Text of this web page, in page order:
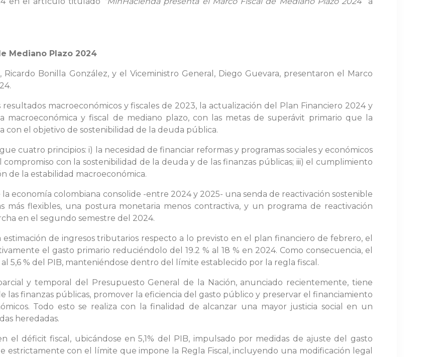
Mediano Plazo 2024
Bonilla González, y el Viceministro General, Diego Guevara, presentaron el Marco
macroeconómicos y fiscales de 2023, la actualización del Plan Financiero 2024 y
macroeconómica y fiscal de mediano plazo, con las metas de superávit primario que la
con el objetivo de sostenibilidad de la deuda pública.
cuatro principios: i) la necesidad de financiar reformas y programas sociales y económicos
compromiso con la sostenibilidad de la deuda y de las finanzas públicas; iii) el cumplimiento
de la estabilidad macroeconómica.
economía colombiana consolide -entre 2024 y 2025- una senda de reactivación sostenible
más flexibles, una postura monetaria menos contractiva, y un programa de reactivación
en el segundo semestre del 2024.
de ingresos tributarios respecto a lo previsto en el plan financiero de febrero, el
el gasto primario reduciéndolo del 19.2 % al 18 % en 2024. Como consecuencia, el
5,6 % del PIB, manteniéndose dentro del límite establecido por la regla fiscal.
y temporal del Presupuesto General de la Nación, anunciado recientemente, tiene
las finanzas públicas, promover la eficiencia del gasto público y preservar el financiamiento
Todo esto se realiza con la finalidad de alcanzar una mayor justicia social en un
heredadas.
el déficit fiscal, ubicándose en 5,1% del PIB, impulsado por medidas de ajuste del gasto
estrictamente con el límite que impone la Regla Fiscal, incluyendo una modificación legal